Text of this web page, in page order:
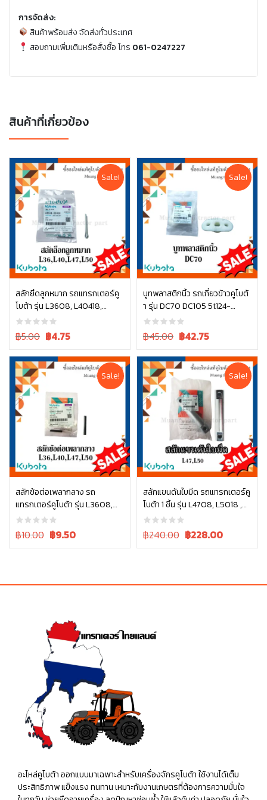
การจัดส่ง:
สินค้าพร้อมส่ง จัดส่งทั่วประเทศ
สอบถามเพิ่มเติมหรือสั่งซื้อ โทร 061-0247227
สินค้าที่เกี่ยวข้อง
Sale!
สลักยึดลูกหมาก รถแทรกเตอร์คู
โบต้า รุ่น L3608, L40418,
L4708, L5018 รุ่น L ทุกรุ่น
05511-50328
Original
was:
฿5.00.
฿5.00 Current
is:
฿5.00.
฿4.75
หยิบใส่ตะกร้า
Sale!
บูทพลาสติกนิ้ว รถเกี่ยวข้าวคูโบต้
า รุ่น DC70 DC105 5t124-
52463
Original
was:
฿45.00.
฿45.00 Current
is:
฿45.00.
฿42.75
หยิบใส่ตะกร้า
Sale!
สลักข้อต่อเพลากลาง รถ
แทรกเตอร์คูโบต้า รุ่น L3608,
L4018, L4708, L5018 05411-
00430
Original
฿10.00 Current
฿9.50
หยิบใส่ตะกร้า
Sale!
สลักแขนดันใบมีด รถแทรกเตอร์คู
โบต้า 1 ชิ้น รุ่น L4708, L5018 ,
W9558-52102
Original
฿240.00 Current
฿228.00
หยิบใส่ตะกร้า
อะไหล่คูโบต้า ออกแบบมาเฉพาะสำหรับเครื่องจักรคูโบต้า ใช้งานได้เต็ม
ประสิทธิภาพ แข็งแรง ทนทาน เหมาะกับงานเกษตรที่ต้องการความมั่นใจ